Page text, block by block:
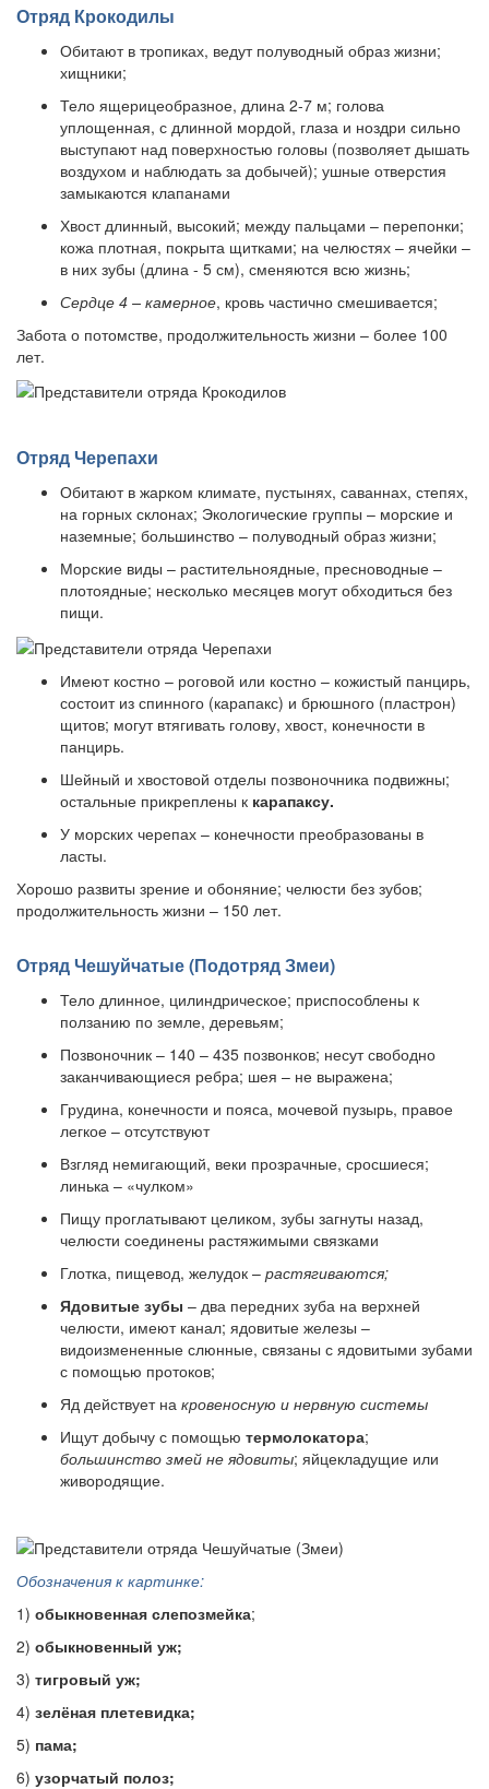
Отряд Крокодилы
Обитают в тропиках, ведут полуводный образ жизни;
хищники;
Тело ящерицеобразное, длина 2-7 м; голова
уплощенная, с длинной мордой, глаза и ноздри сильно
выступают над поверхностью головы (позволяет дышать
воздухом и наблюдать за добычей); ушные отверстия
замыкаются клапанами
Хвост длинный, высокий; между пальцами – перепонки;
кожа плотная, покрыта щитками; на челюстях – ячейки –
в них зубы (длина - 5 см), сменяются всю жизнь;
Сердце 4 – камерное, кровь частично смешивается;
Забота о потомстве, продолжительность жизни – более 100
лет.
Отряд Черепахи
Обитают в жарком климате, пустынях, саваннах, степях,
на горных склонах; Экологические группы – морские и
наземные; большинство – полуводный образ жизни;
Морские виды – растительноядные, пресноводные –
плотоядные; несколько месяцев могут обходиться без
пищи.
Имеют костно – роговой или костно – кожистый панцирь,
состоит из спинного (карапакс) и брюшного (пластрон)
щитов; могут втягивать голову, хвост, конечности в
панцирь.
Шейный и хвостовой отделы позвоночника подвижны;
остальные прикреплены к карапаксу.
У морских черепах – конечности преобразованы в
ласты.
Хорошо развиты зрение и обоняние; челюсти без зубов;
продолжительность жизни – 150 лет.
Отряд Чешуйчатые (Подотряд Змеи)
Тело длинное, цилиндрическое; приспособлены к
ползанию по земле, деревьям;
Позвоночник – 140 – 435 позвонков; несут свободно
заканчивающиеся ребра; шея – не выражена;
Грудина, конечности и пояса, мочевой пузырь, правое
легкое – отсутствуют
Взгляд немигающий, веки прозрачные, сросшиеся;
линька – «чулком»
Пищу проглатывают целиком, зубы загнуты назад,
челюсти соединены растяжимыми связками
Глотка, пищевод, желудок – растягиваются;
Ядовитые зубы – два передних зуба на верхней
челюсти, имеют канал; ядовитые железы –
видоизмененные слюнные, связаны с ядовитыми зубами
с помощью протоков;
Яд действует на кровеносную и нервную системы
Ищут добычу с помощью термолокатора;
большинство змей не ядовиты; яйцекладущие или
живородящие.
Обозначения к картинке:
1) обыкновенная слепозмейка;
2) обыкновенный уж;
3) тигровый уж;
4) зелёная плетевидка;
5) пама;
6) узорчатый полоз;